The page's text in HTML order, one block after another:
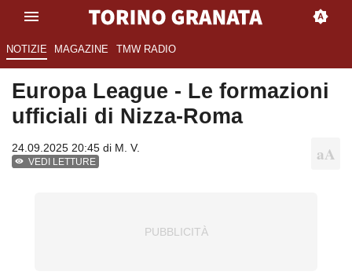
NOTIZIE MAGAZINE TMW RADIO
Europa League - Le formazioni
ufficiali di Nizza-Roma
24.09.2025 20:45 di M. V.
VEDI LETTURE